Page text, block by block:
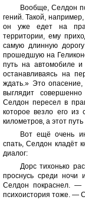
Вообще, Селдон
гений. Такой,
он уже едет на
территории, ему
самую длинную
прошедшую на
путь на автомобиле
останавливаясь на
ждать.» Это
выглядит
Селдон пересел в
которое везло его из
километров, а этот
Вот ещё очень
спать, Селдон кладёт
диалог:
Дорс тихонько
проснусь среди
Селдон покраснел.
психоистория тоже. —